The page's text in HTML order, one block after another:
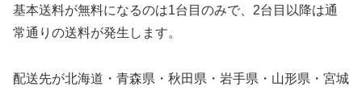
基本送料が無料になるのは1台目のみで、2台目以降は通
常通りの送料が発生します。
配送先が北海道・青森県・秋田県・岩手県・山形県・宮城